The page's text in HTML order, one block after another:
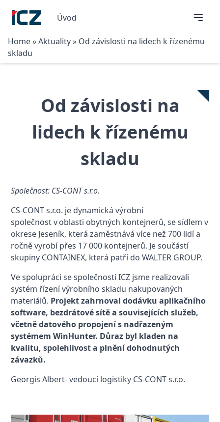
Úvod
Home»Aktuality» Od závislosti na lidech k řízenému
skladu
Od závislosti na
lidech k řízenému
skladu
Společnost: CS-CONT s.r.o.
CS-CONT s.r.o. je dynamická výrobní
společnost v oblasti obytných kontejnerů, se sídlem v
okrese Jeseník, která zaměstnává více než 700 lidí a
ročně vyrobí přes 17 000 kontejnerů. Je součástí
skupiny CONTAINEX, která patří do WALTER GROUP.
Ve spolupráci se společností ICZ jsme realizovali
systém řízení výrobního skladu nakupovaných
materiálů. Projekt zahrnoval dodávku aplikačního
software, bezdrátové sítě a souvisejících služeb,
včetně datového propojení s nadřazeným
systémem WinHunter. Důraz byl kladen na
kvalitu, spolehlivost a plnění dohodnutých
závazků.
Georgis Albert- vedoucí logistiky CS-CONT s.r.o.